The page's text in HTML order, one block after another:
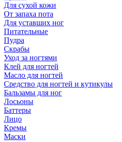
Для сухой кожи
От запаха пота
Для уставших ног
Питательные
Пудра
Скрабы
Уход за ногтями
Клей для ногтей
Масло для ногтей
Средство для ногтей и кутикулы
Бальзамы для ног
Лосьоны
Баттеры
Лицо
Кремы
Маски